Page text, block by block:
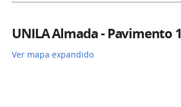
UNILA Almada - Pavimento 1
Ver mapa expandido